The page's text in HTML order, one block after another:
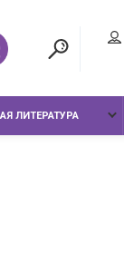
ЛИТЕРАТУРА